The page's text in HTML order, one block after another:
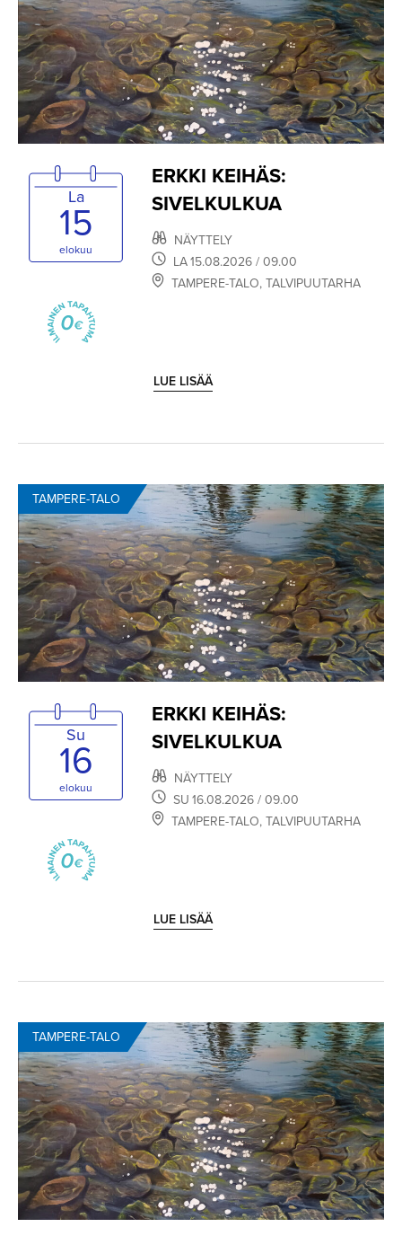
La
15
elokuu
ERKKI KEIHÄS:
SIVELKULKUA
NÄYTTELY
LA15.08.2026/ 09.00
TAMPERE-TALO,TALVIPUUTARHA
LUE LISÄÄ
Su
16
elokuu
TAMPERE-TALO
ERKKI KEIHÄS:
SIVELKULKUA
NÄYTTELY
SU16.08.2026/ 09.00
TAMPERE-TALO,TALVIPUUTARHA
LUE LISÄÄ
TAMPERE-TALO